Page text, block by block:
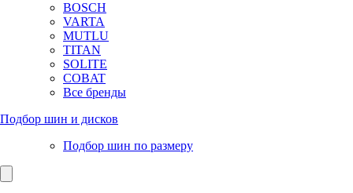
BOSCH
VARTA
MUTLU
TITAN
SOLITE
COBAT
Все бренды
Подбор шин и дисков
Подбор шин по размеру